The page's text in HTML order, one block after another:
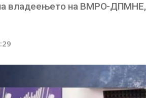
владеењето на ВМРО-ДПМНЕ,